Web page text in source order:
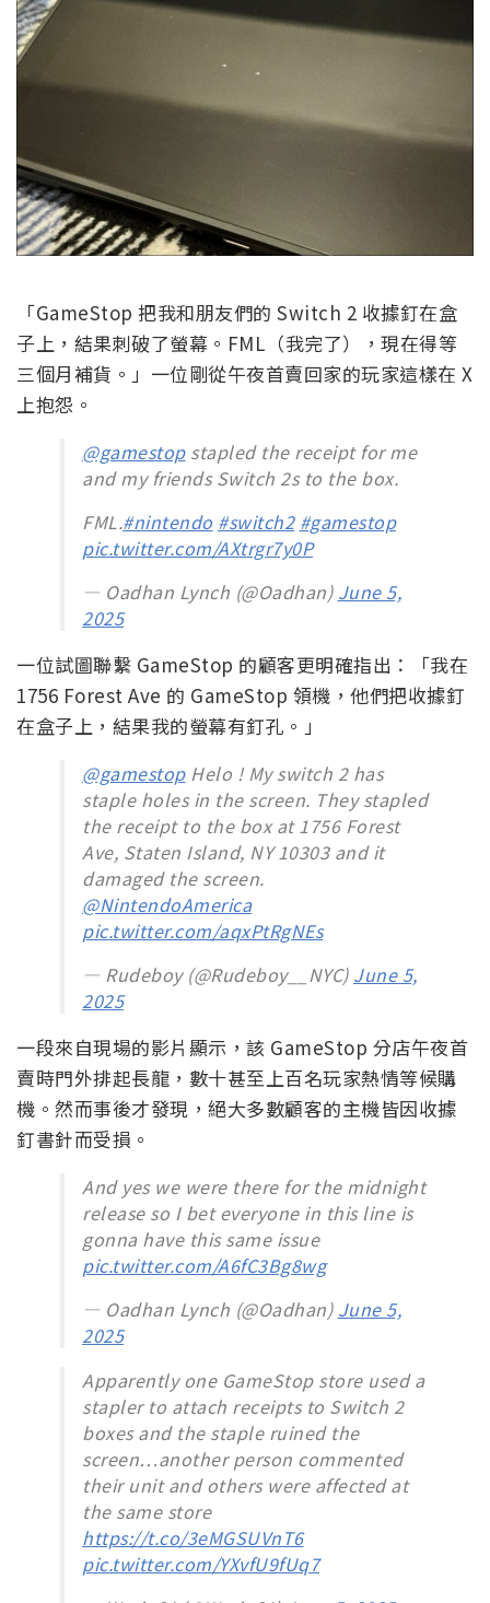
「GameStop 把我和朋友們的 Switch 2 收據釘在盒
子上，結果刺破了螢幕。FML（我完了），現在得等
三個月補貨。」一位剛從午夜首賣回家的玩家這樣在 X
上抱怨。
@gamestopstapled the receipt for me
and my friends Switch 2s to the box.
FML.#nintendo #switch2 #gamestop
pic.twitter.com/AXtrgr7y0P
— Oadhan Lynch (@Oadhan) June 5,
2025
一位試圖聯繫 GameStop 的顧客更明確指出：「我在
1756 Forest Ave 的 GameStop 領機，他們把收據釘
在盒子上，結果我的螢幕有釘孔。」
@gamestopHelo ! My switch 2 has
staple holes in the screen. They stapled
the receipt to the box at 1756 Forest
Ave, Staten Island, NY 10303 and it
damaged the screen.
@NintendoAmerica
pic.twitter.com/aqxPtRgNEs
— Rudeboy (@Rudeboy__NYC) June 5,
2025
一段來自現場的影片顯示，該 GameStop 分店午夜首
賣時門外排起長龍，數十甚至上百名玩家熱情等候購
機。然而事後才發現，絕大多數顧客的主機皆因收據
釘書針而受損。
And yes we were there for the midnight
release so I bet everyone in this line is
gonna have this same issue
pic.twitter.com/A6fC3Bg8wg
— Oadhan Lynch (@Oadhan) June 5,
2025
Apparently one GameStop store used a
stapler to attach receipts to Switch 2
boxes and the staple ruined the
screen…another person commented
their unit and others were affected at
the same store
https://t.co/3eMGSUVnT6
pic.twitter.com/YXvfU9fUq7